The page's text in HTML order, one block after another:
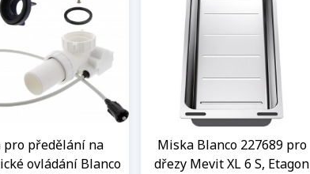
pro předělání na
ovládání Blanco
Miska Blanco 227689 pro
dřezy Mevit XL 6 S, Etagon